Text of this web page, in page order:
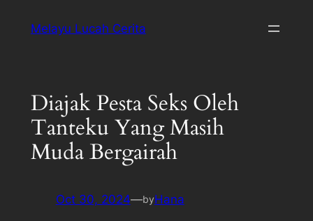
Melayu Lucah Cerita
Diajak Pesta Seks Oleh
Tanteku Yang Masih
Muda Bergairah
Oct 30, 2024—byHana